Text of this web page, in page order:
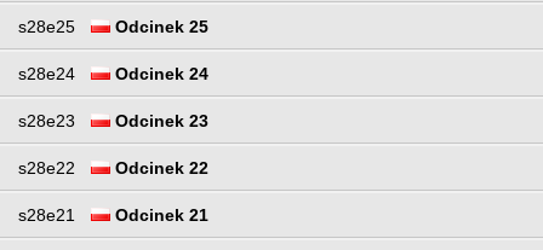
s28e25 Odcinek 25
s28e24 Odcinek 24
s28e23 Odcinek 23
s28e22 Odcinek 22
s28e21 Odcinek 21